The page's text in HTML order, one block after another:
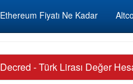
Ethereum Fiyatı Ne Kadar
Decred - Türk Lirası Değer